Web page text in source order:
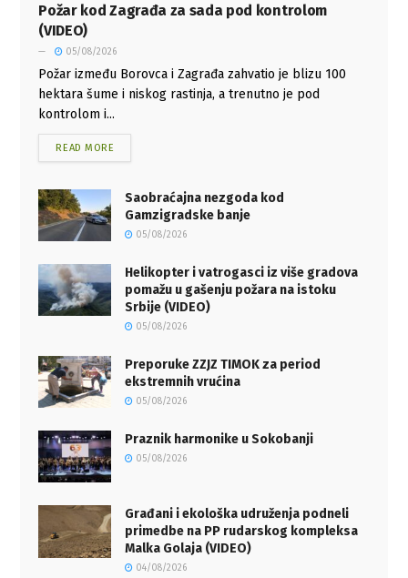
Požar kod Zagrađa za sada pod kontrolom
(VIDEO)
05/08/2026
Požar između Borovca i Zagrađa zahvatio je blizu 100
hektara šume i niskog rastinja, a trenutno je pod
kontrolom i...
READ MORE
Saobraćajna nezgoda kod
Gamzigradske banje
05/08/2026
Helikopter i vatrogasci iz više gradova
pomažu u gašenju požara na istoku
Srbije (VIDEO)
05/08/2026
Preporuke ZZJZ TIMOK za period
ekstremnih vrućina
05/08/2026
Praznik harmonike u Sokobanji
05/08/2026
Građani i ekološka udruženja podneli
primedbe na PP rudarskog kompleksa
Malka Golaja (VIDEO)
04/08/2026